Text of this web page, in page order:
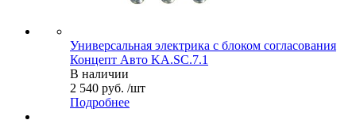
Универсальная электрика с блоком согласования
Концепт Авто KA.SC.7.1
В наличии
2 540 руб. /шт
Подробнее